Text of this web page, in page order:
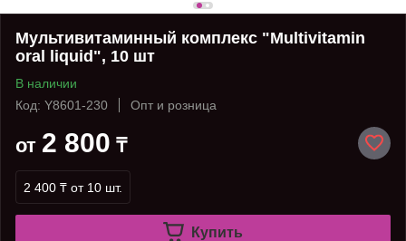
Мультивитаминный комплекс "Multivitamin
oral liquid", 10 шт
В наличии
Код: Y8601-230
Опт и розница
от 2 800 ₸
2 400 ₸ от 10 шт.
Купить